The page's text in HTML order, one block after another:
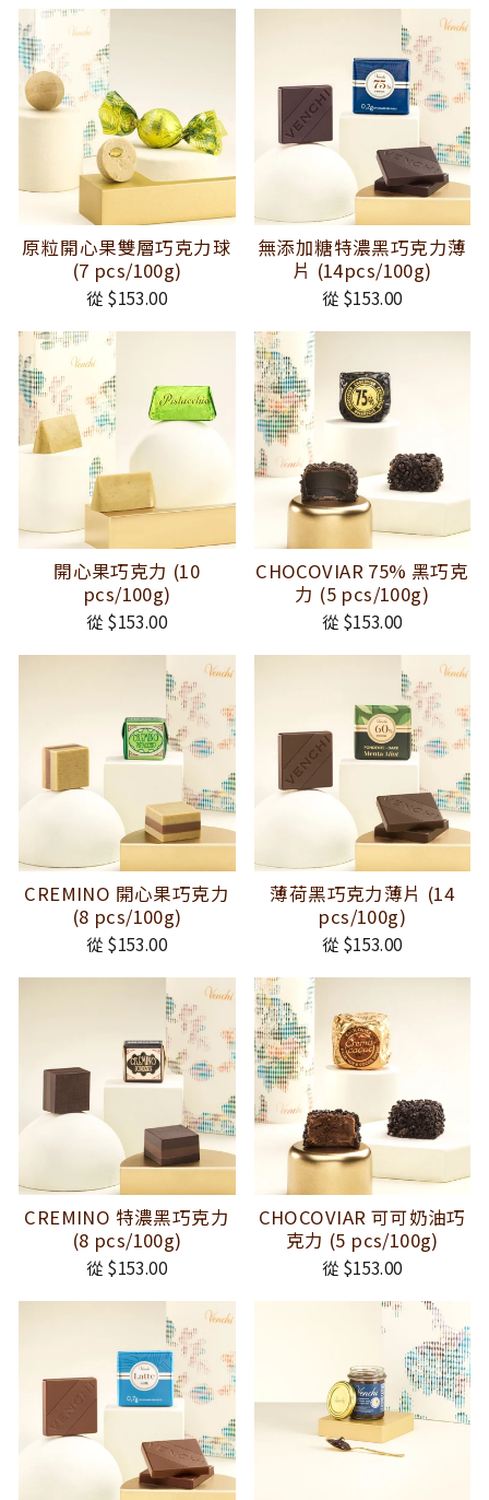
格
格
原粒開心果雙層巧克力球
(7 pcs/100g)
從 $153.00
無添加糖特濃黑巧克力薄
片 (14pcs/100g)
從 $153.00
開心果巧克力 (10
pcs/100g)
從 $153.00
CHOCOVIAR 75% 黑巧克
力 (5 pcs/100g)
從 $153.00
CREMINO 開心果巧克力
(8 pcs/100g)
從 $153.00
薄荷黑巧克力薄片 (14
pcs/100g)
從 $153.00
CREMINO 特濃黑巧克力
(8 pcs/100g)
從 $153.00
CHOCOVIAR 可可奶油巧
克力 (5 pcs/100g)
從 $153.00